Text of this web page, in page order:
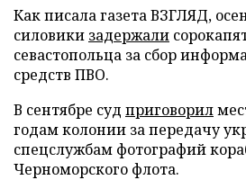
Как писала газета ВЗГЛЯД,
силовики задержали
севастопольца за сбор
средств ПВО.
В сентябре суд приговорил
годам колонии за передачу
спецслужбам фотографий
Черноморского флота.